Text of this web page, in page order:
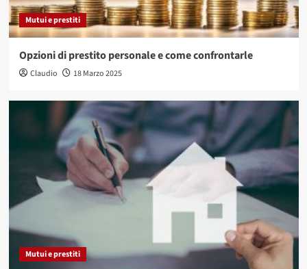
Mutui e prestiti
Opzioni di prestito personale e come confrontarle
Claudio 18 Marzo 2025
Mutui e prestiti